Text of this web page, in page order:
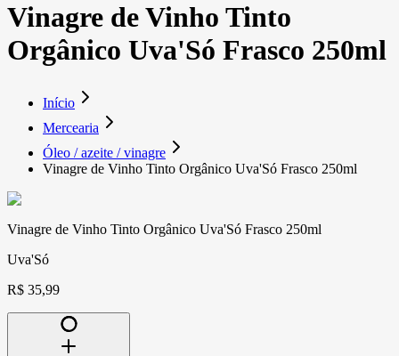
Vinagre de Vinho Tinto
Orgânico Uva'Só Frasco 250ml
Início
Mercearia
Óleo / azeite / vinagre
Vinagre de Vinho Tinto Orgânico Uva'Só Frasco 250ml
Vinagre de Vinho Tinto Orgânico Uva'Só Frasco 250ml
Uva'Só
R$ 35,99